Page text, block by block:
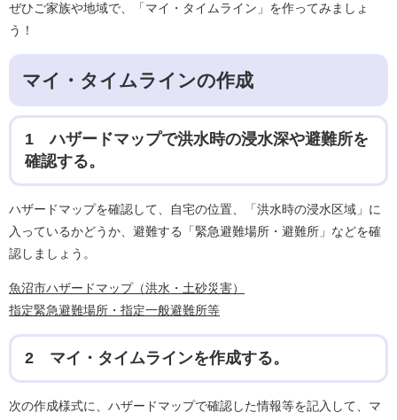
ぜひご家族や地域で、「マイ・タイムライン」を作ってみましょ
う！
マイ・タイムラインの作成
1 ハザードマップで洪水時の浸水深や避難所を
確認する。
ハザードマップを確認して、自宅の位置、「洪水時の浸水区域」に
入っているかどうか、避難する「緊急避難場所・避難所」などを確
認しましょう。
魚沼市ハザードマップ（洪水・土砂災害）
指定緊急避難場所・指定一般避難所等
2 マイ・タイムラインを作成する。
次の作成様式に、ハザードマップで確認した情報等を記入して、マ